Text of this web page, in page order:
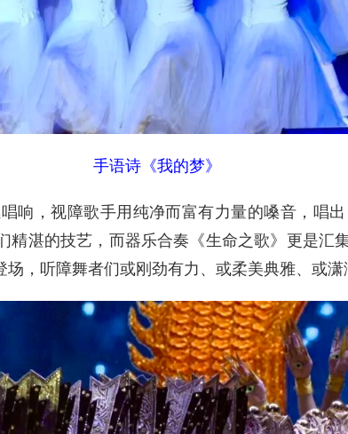
手语诗《我的梦》
，视障歌手用纯净而富有力量的嗓音，唱
湛的技艺，而器乐合奏《生命之歌》更是汇
，听障舞者们或刚劲有力、或柔美典雅、或潇